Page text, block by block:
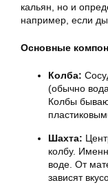
кальян, но и
например, если
Основные
Колба:
(обычно
Колбы
Шахта:
колбу.
воде. От
зависят